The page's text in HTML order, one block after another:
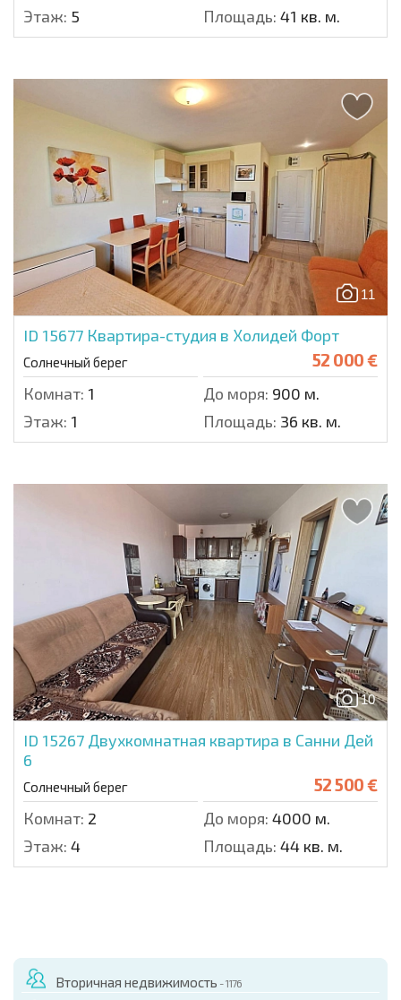
Этаж: 5 Площадь: 41 кв. м.
11
ID 15677 Квартира-студия в Холидей Форт
Солнечный берег 52 000 €
Комнат: 1 До моря: 900 м.
Этаж: 1 Площадь: 36 кв. м.
10
ID 15267 Двухкомнатная квартира в Санни Дей
6
Солнечный берег 52 500 €
Комнат: 2 До моря: 4000 м.
Этаж: 4 Площадь: 44 кв. м.
Вторичная недвижимость - 1176